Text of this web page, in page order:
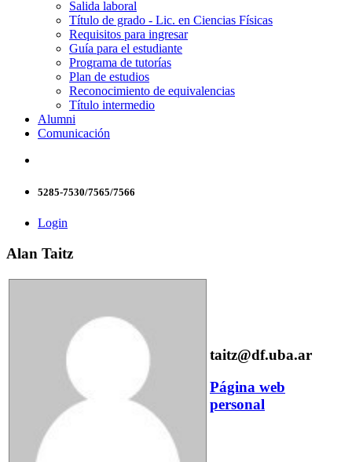
Salida laboral
Título de grado - Lic. en Ciencias Físicas
Requisitos para ingresar
Guía para el estudiante
Programa de tutorías
Plan de estudios
Reconocimiento de equivalencias
Título intermedio
Alumni
Comunicación
5285-7530/7565/7566
Login
Alan Taitz
taitz@df.uba.ar
Página web
personal